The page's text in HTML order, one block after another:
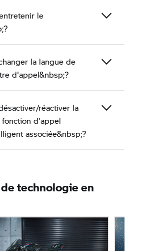
le
la langue de
d'appel&nbsp;?
réactiver la
d'appel
associée&nbsp;?
technologie en